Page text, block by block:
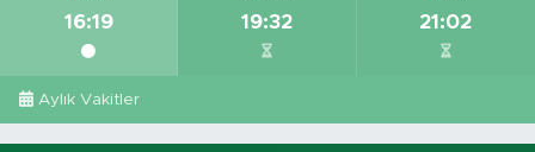
16:19 19:32 21:02
Aylık Vakitler